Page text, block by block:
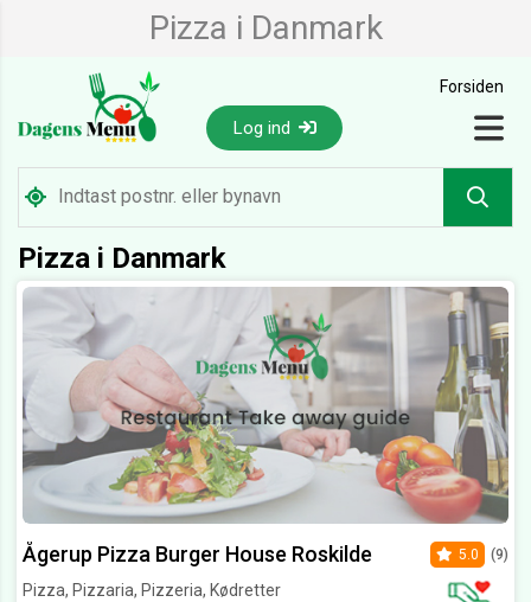
Pizza i Danmark
Forsiden
Log ind
Pizza i Danmark
Ågerup Pizza Burger House Roskilde
Pizza, Pizzaria, Pizzeria, Kødretter
5.0 (9)